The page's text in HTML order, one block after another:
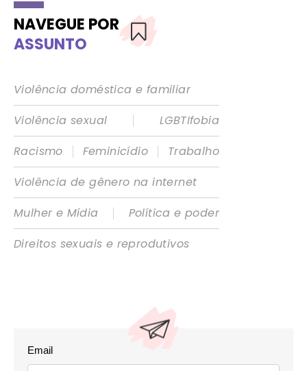
NAVEGUE POR
ASSUNTO
Violência doméstica e familiar
Violência sexual
|
LGBTIfobia
Racismo
| Feminicídio |
Trabalho
Violência de gênero na internet
Mulher e Mídia
|
Política e poder
Direitos sexuais e reprodutivos